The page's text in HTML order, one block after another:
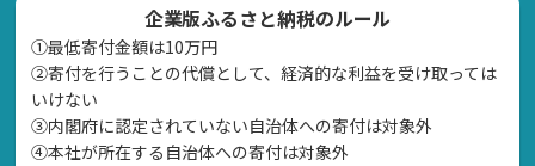
企業版ふるさと納税のルール
①最低寄付金額は10万円
②寄付を行うことの代償として、経済的な利益を受け取っては
いけない
➂内閣府に認定されていない自治体への寄付は対象外
④本社が所在する自治体への寄付は対象外